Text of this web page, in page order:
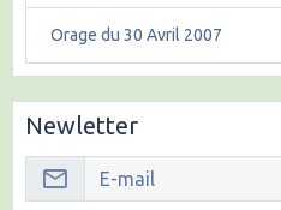
Orage du 30 Avril 2007
Newletter